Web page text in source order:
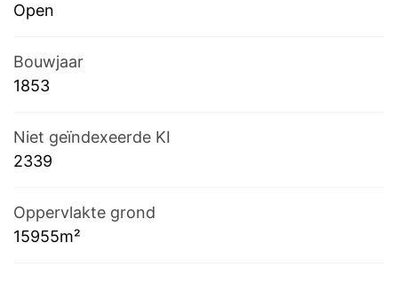
Open
Bouwjaar
1853
Niet geïndexeerde KI
2339
Oppervlakte grond
15955m²